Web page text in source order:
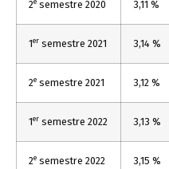
2 semestre 2020 3,11 %
1er semestre 2021 3,14 %
2e semestre 2021 3,12 %
1er semestre 2022 3,13 %
2e semestre 2022 3,15 %